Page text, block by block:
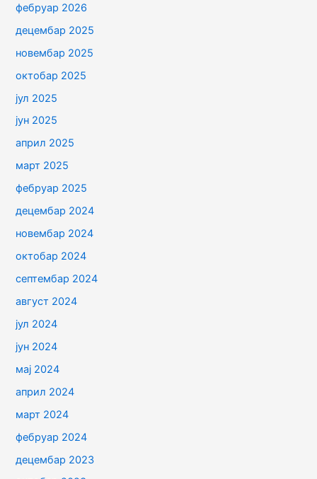
фебруар 2026
децембар 2025
новембар 2025
октобар 2025
јул 2025
јун 2025
април 2025
март 2025
фебруар 2025
децембар 2024
новембар 2024
октобар 2024
септембар 2024
август 2024
јул 2024
јун 2024
мај 2024
април 2024
март 2024
фебруар 2024
децембар 2023